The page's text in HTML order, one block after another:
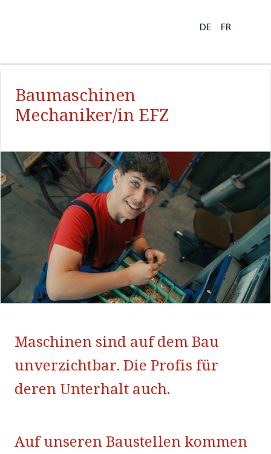
DE FR
Baumaschinen
Mechaniker/in EFZ
Maschinen sind auf dem Bau
unverzichtbar. Die Profis für
deren Unterhalt auch.
Auf unseren Baustellen kommen